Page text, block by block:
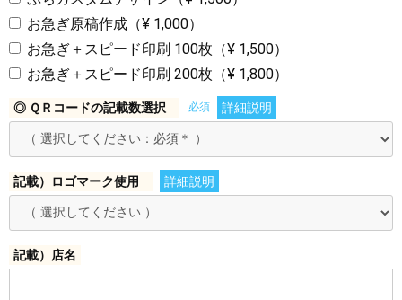
お急ぎ原稿作成（¥ 1,000）
お急ぎ＋スピード印刷 100枚（¥ 1,500）
お急ぎ＋スピード印刷 200枚（¥ 1,800）
◎ ＱＲコードの記載数選択 必須 詳細説明
記載）ロゴマーク使用 詳細説明
記載）店名